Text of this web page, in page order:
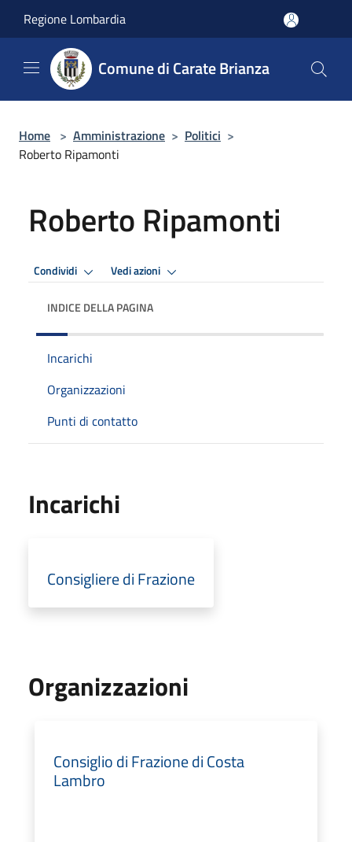
Regione Lombardia
Comune di Carate Brianza
Home > Amministrazione > Politici >
Roberto Ripamonti
Roberto Ripamonti
Condividi Vedi azioni
INDICE DELLA PAGINA
Incarichi
Organizzazioni
Punti di contatto
Incarichi
Consigliere di Frazione
Organizzazioni
Consiglio di Frazione di Costa
Lambro